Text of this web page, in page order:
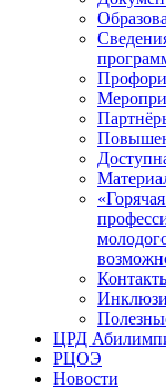
ЦРД
РЦОЭ
Новости